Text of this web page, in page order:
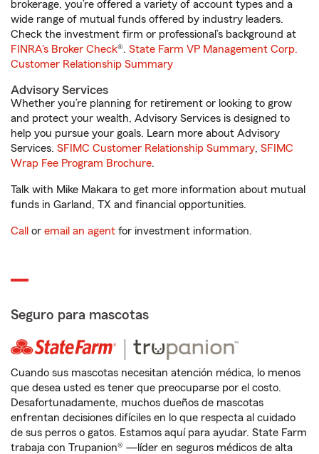
brokerage, you’re offered a variety of account types and a
wide range of mutual funds offered by industry leaders.
Check the investment firm or professional’s background at
FINRA's Broker Check®. State Farm VP Management Corp.
Customer Relationship Summary
Advisory Services
Whether you’re planning for retirement or looking to grow
and protect your wealth, Advisory Services is designed to
help you pursue your goals. Learn more about Advisory
Services. SFIMC Customer Relationship Summary, SFIMC
Wrap Fee Program Brochure.
Talk with Mike Makara to get more information about mutual
funds in Garland, TX and financial opportunities.
Call or email an agent for investment information.
Seguro para mascotas
Cuando sus mascotas necesitan atención médica, lo menos
que desea usted es tener que preocuparse por el costo.
Desafortunadamente, muchos dueños de mascotas
enfrentan decisiones difíciles en lo que respecta al cuidado
de sus perros o gatos. Estamos aquí para ayudar. State Farm
trabaja con Trupanion® —líder en seguros médicos de alta